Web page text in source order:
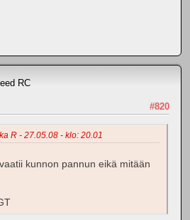
RC
#820
R - 27.05.08 - klo: 20.01
kunnon pannun eikä mitään